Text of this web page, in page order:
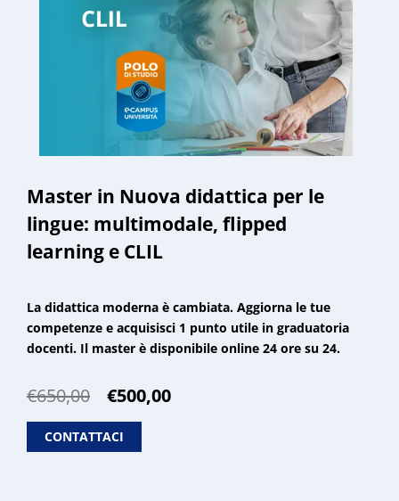
Master in Nuova didattica per le
lingue: multimodale, flipped
learning e CLIL
La didattica moderna è cambiata. Aggiorna le tue
competenze e acquisisci 1 punto utile in graduatoria
docenti. Il master è disponibile online 24 ore su 24.
€650,00
Il
originale
era:
€500,00Il
CONTATTACI